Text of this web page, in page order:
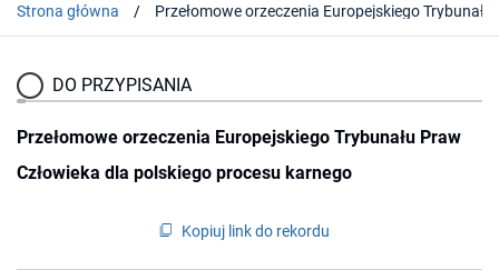
Strona główna
DO PRZYPISANIA
Przełomowe orzeczenia Europejskiego Trybunału Praw
Człowieka dla polskiego procesu karnego
Kopiuj link do rekordu